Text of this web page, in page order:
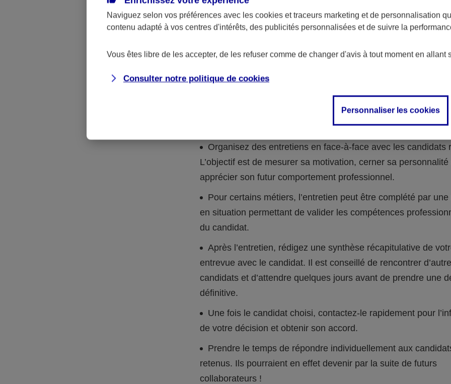
Sur Internet, n’hésitez pas à multiplier les pistes pour avoir une
suffisante.
Comment choisir ?
Procéder au bon recrutement est difficile. Voici quelques
Faites un premier tri parmi les candidatures reçues en
profil recherché et les compétences du candidat.
Organisez des entretiens en face-à-face avec les candidats
L’objectif est de mesurer sa motivation, cerner sa personnalité
apprécier son futur comportement professionnel.
Pour certains métiers, l’entretien peut être complété par une
en situation permettant de valider les compétences
du candidat.
Après l’entretien, rédigez une synthèse récapitulative de
entrevue avec le candidat. Il est conseillé de rencontrer
candidats et d’attendre quelques jours avant de prendre une
définitive.
Une fois le candidat choisi, contactez-le rapidement pour
de votre décision et obtenir son accord.
Prendre le temps de répondre individuellement aux
retenus. Ils pourraient en effet devenir par la suite de futurs
collaborateurs !
Naviguez selon vos préférences avec les cookies et traceurs marketing et de personnalisation
contenu adapté à vos centres d'intérêts, des publicités personnalisées et de suivre la
Vous êtes libre de les accepter, de les refuser comme de changer d'avis à tout moment en allant
Consulter notre politique de cookies
Personnaliser les cookies